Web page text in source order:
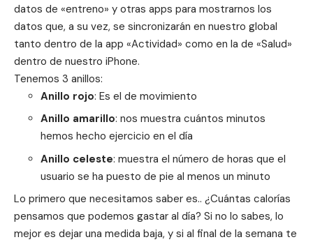
datos de «entreno» y otras apps para mostrarnos los
datos que, a su vez, se sincronizarán en nuestro global
tanto dentro de la app «Actividad» como en la de «Salud»
dentro de nuestro iPhone.
Tenemos 3 anillos:
Anillo rojo: Es el de movimiento
Anillo amarillo: nos muestra cuántos minutos
hemos hecho ejercicio en el día
Anillo celeste: muestra el número de horas que el
usuario se ha puesto de pie al menos un minuto
Lo primero que necesitamos saber es.. ¿Cuántas calorías
pensamos que podemos gastar al día? Si no lo sabes, lo
mejor es dejar una medida baja, y si al final de la semana te